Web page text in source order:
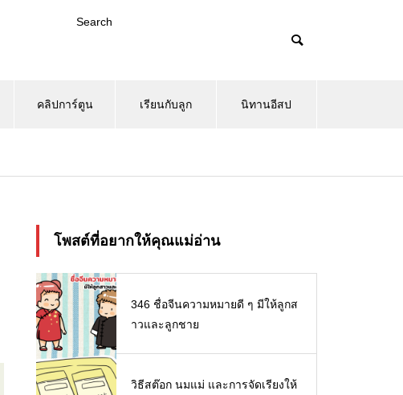
Search
คลิปการ์ตูน เรียนกับลูก นิทานอีสป
โพสต์ที่อยากให้คุณแม่อ่าน
346 ชื่อจีนความหมายดี ๆ มีให้ลูกส
าวและลูกชาย
วิธีสต๊อก นมแม่ และการจัดเรียงให้